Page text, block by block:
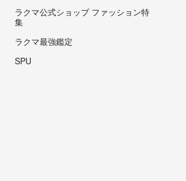
ラクマ公式ショップ ファッション特
集
ラクマ最強鑑定
SPU